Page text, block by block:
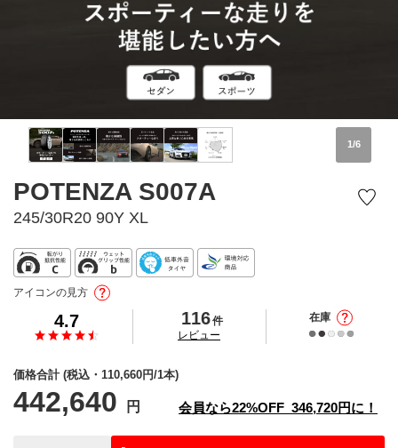
1/6
POTENZA S007A
245/30R20 90Y XL
4.7 116件
の
レビュー
在庫
アイコンの見方
価格合計 (税込・ 110,660円/1本)
442,640 円 会員なら22%OFF 346,720円に！